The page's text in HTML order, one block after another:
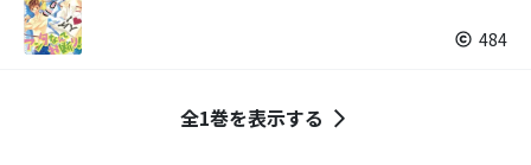
484
全1巻を表示する